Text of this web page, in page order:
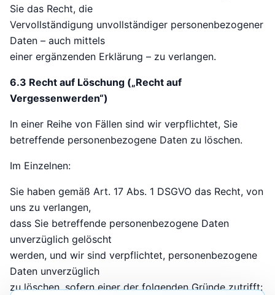
Sie das Recht, die
Vervollständigung unvollständiger personenbezogener
Daten – auch mittels
einer ergänzenden Erklärung – zu verlangen.
6.3 Recht auf Löschung („Recht auf
Vergessenwerden“)
In einer Reihe von Fällen sind wir verpflichtet, Sie
betreffende personenbezogene Daten zu löschen.
Im Einzelnen:
Sie haben gemäß Art. 17 Abs. 1 DSGVO das Recht, von
uns zu verlangen,
dass Sie betreffende personenbezogene Daten
unverzüglich gelöscht
werden, und wir sind verpflichtet, personenbezogene
Daten unverzüglich
zu löschen, sofern einer der folgenden Gründe zutrifft: